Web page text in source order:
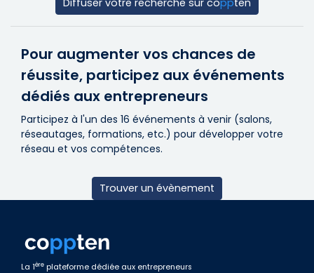
Diffuser votre recherche sur coppten
Pour augmenter vos chances de
réussite, participez aux événements
dédiés aux entrepreneurs
Participez à l'un des 16 événements à venir (salons,
réseautages, formations, etc.) pour développer votre
réseau et vos compétences.
Trouver un évènement
La 1ère plateforme dédiée aux entrepreneurs